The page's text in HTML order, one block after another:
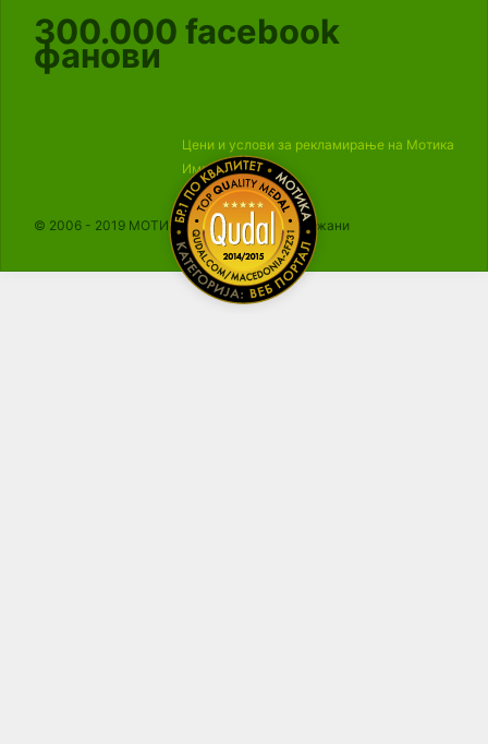
300.000 facebook
фанови
Цени и услови за рекламирање на Мотика
Импресум
© 2006 - 2019 МОТИКА, Сите права се задржани